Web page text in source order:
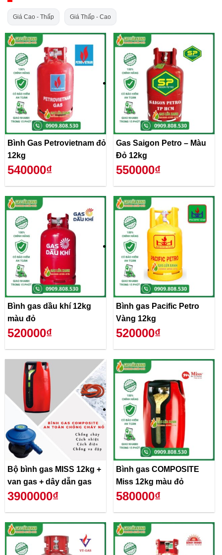
Giá Cao - Thấp Giá Thấp - Cao
Bình Gas Petrovietnam đỏ
12kg
540000₫
Gas Saigon Petro – Màu
Đỏ 12kg
550000₫
Bình gas dầu khí 12kg
màu đỏ
520000₫
Bình gas Pacific Petro
Vàng 12kg
520000₫
Bộ bình gas MISS 12kg +
van gas + dây dẫn gas
3900000₫
Bình gas COMPOSITE
Miss 12kg màu đỏ
580000₫